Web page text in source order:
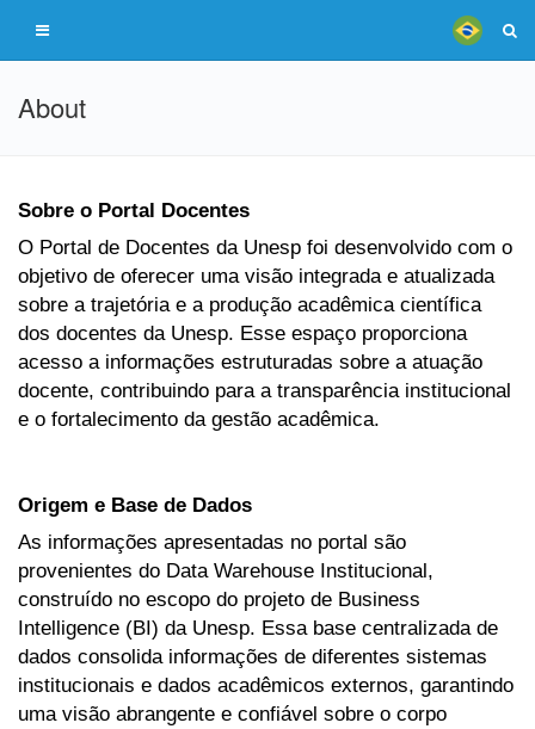
About
Sobre o Portal Docentes
O Portal de Docentes da Unesp foi desenvolvido com o
objetivo de oferecer uma visão integrada e atualizada
sobre a trajetória e a produção acadêmica científica
dos docentes da Unesp. Esse espaço proporciona
acesso a informações estruturadas sobre a atuação
docente, contribuindo para a transparência institucional
e o fortalecimento da gestão acadêmica.
Origem e Base de Dados
As informações apresentadas no portal são
provenientes do Data Warehouse Institucional,
construído no escopo do projeto de Business
Intelligence (BI) da Unesp. Essa base centralizada de
dados consolida informações de diferentes sistemas
institucionais e dados acadêmicos externos, garantindo
uma visão abrangente e confiável sobre o corpo